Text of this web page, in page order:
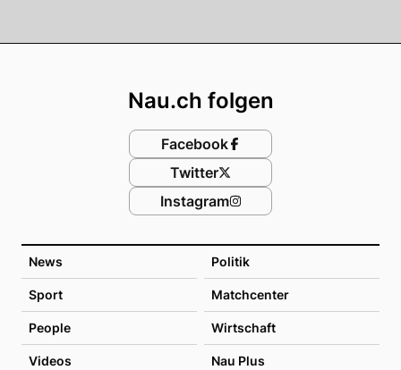
News Politik
Sport Matchcenter
People Wirtschaft
Videos Nau Plus
Nau.ch folgen
Facebook
Twitter
Instagram